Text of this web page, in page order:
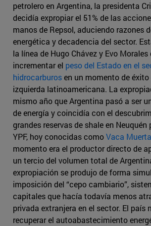
petrolero en Argentina, la presidenta
decidía expropiar el 51% de las
manos de Repsol, aduciendo razones
energética y decadencia del sector.
la línea de Hugo Chávez y Evo Morales
incrementar el peso del Estado en el
hidrocarburosen un momento de
izquierda latinoamericana. La
mismo año que Argentina pasó a ser
de energía y coincidía con el
grandes reservas de shale en
YPF, hoy conocidas comoVaca Muerta
momento era el productor directo de
un tercio del volumen total de
expropiación se produjo de forma
imposición del “cepo cambiario”,
capitales que hacía todavía menos
privada extranjera en el sector. El país
recuperar el autoabastecimiento